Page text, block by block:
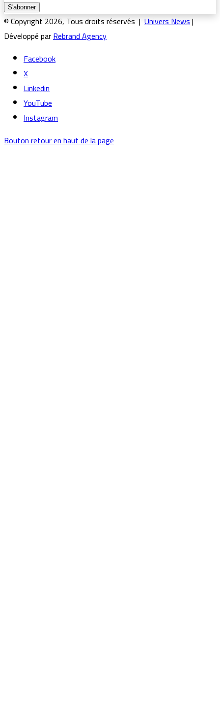
© Copyright 2026, Tous droits réservés |Univers News|
Développé parRebrand Agency
Facebook
X
Linkedin
YouTube
Instagram
Bouton retour en haut de la page